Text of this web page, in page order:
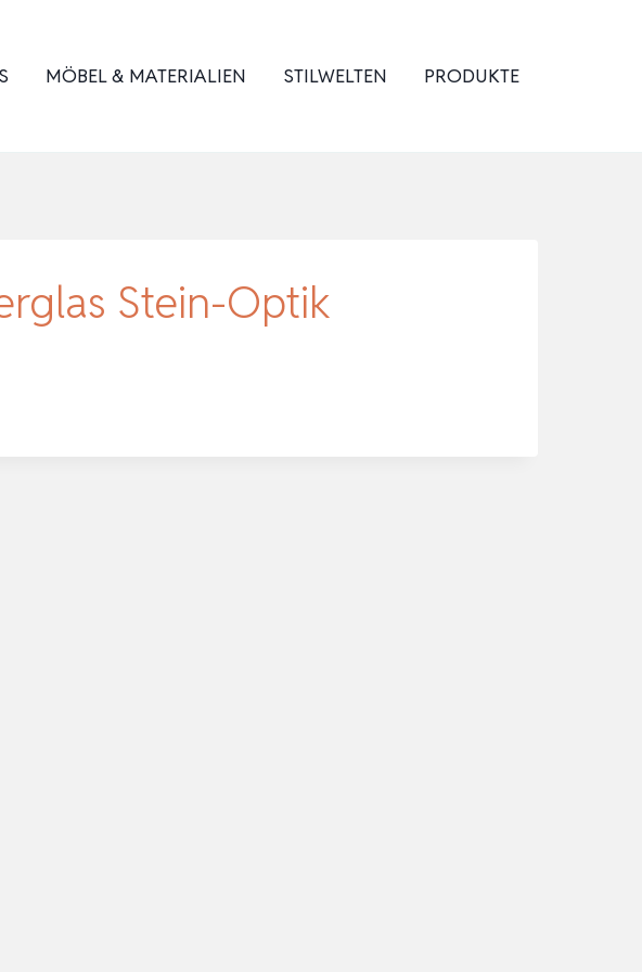
MÖBEL & MATERIALIEN STILWELTEN PRODUKTE
Stein-Optik